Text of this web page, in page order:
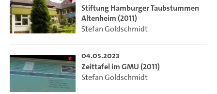
Stiftung Hamburger Taubstummen
Altenheim (2011)
Stefan Goldschmidt
04.05.2023
Zeittafel im GMU (2011)
Stefan Goldschmidt